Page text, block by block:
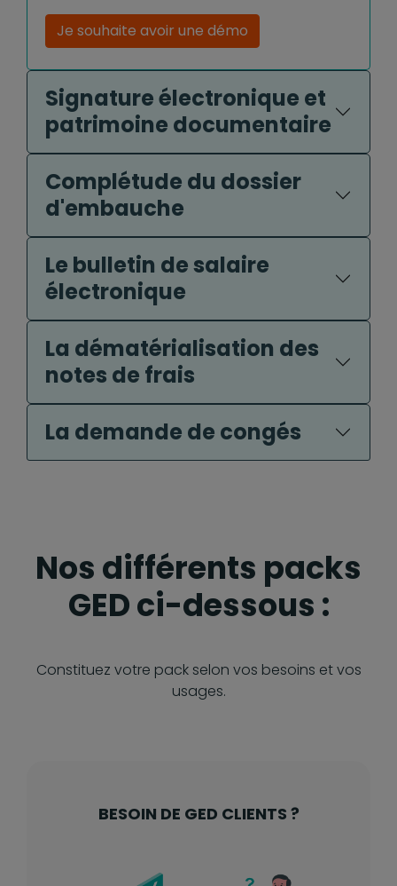
Je souhaite avoir une démo
Signature électronique et
patrimoine documentaire
Complétude du dossier
d'embauche
Le bulletin de salaire
électronique
La dématérialisation des
notes de frais
La demande de congés
Nos différents packs
GED ci-dessous :
Constituez votre pack selon vos besoins et vos
usages.
BESOIN DE GED CLIENTS ?